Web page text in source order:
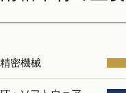
精密機械